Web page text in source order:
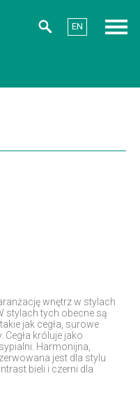
EN
wnętrz w stylach
stylach tych obecne są
jak cegła, surowe
Cegła króluje jako
Harmonijna,
jest dla stylu
bieli i czerni dla